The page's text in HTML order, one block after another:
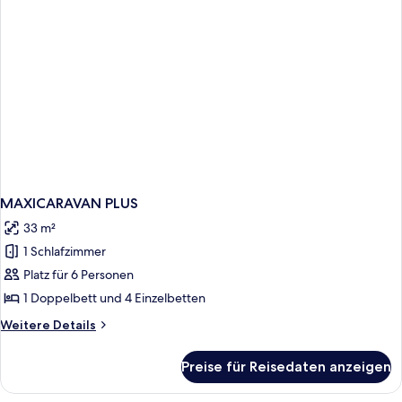
MAXICARAVAN PLUS
33 m²
1 Schlafzimmer
Platz für 6 Personen
1 Doppelbett und 4 Einzelbetten
Weitere Details
Weitere
PLUS
Preise für Reisedaten anzeigen